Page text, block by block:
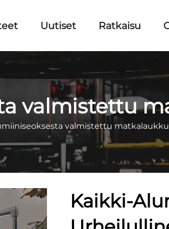
Uutiset Ratkaisu
valmistettu
valmistettu matkalaukku
Kaikki-